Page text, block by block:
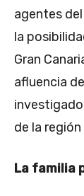
agentes
la
Gran
afluencia
de la
La familia